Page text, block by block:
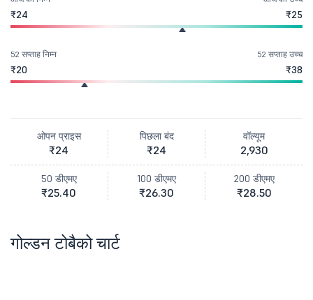
₹24 ₹25
52 सप्ताह निम्न
₹20
52 सप्ताह उच्च
₹38
ओपन प्राइस
₹24
पिछला बंद
₹24
वॉल्यूम
2,930
50 डीएमए
₹25.40
100 डीएमए
₹26.30
200 डीएमए
₹28.50
गोल्डन टोबैको चार्ट